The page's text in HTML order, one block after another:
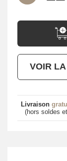
VOIR
Livraison
(hors soldes